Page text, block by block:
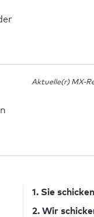
Aktuelle(r) MX-
1. Sie schicken
2. Wir